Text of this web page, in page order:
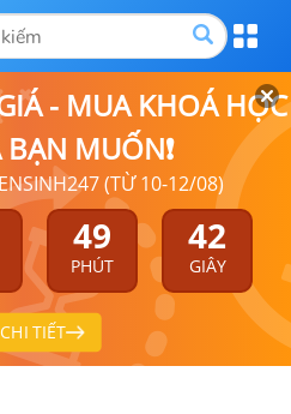
- MUA KHOÁ HỌC
MUỐN❗
(TỪ 10-12/08)
49
PHÚT
41
GIÂY
TIẾT